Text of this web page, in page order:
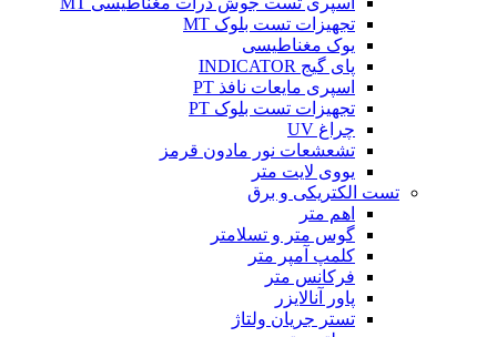
تجهیزات تست بلوک MT
یوک مغناطیسی
پای گیج INDICATOR
اسپری مایعات نافذ PT
تجهیزات تست بلوک PT
چراغ UV
تشعشعات نور مادون قرمز
یووی لایت متر
تست الکتریکی و برق
اهم متر
گوس متر و تسلامتر
کلمپ آمپر متر
فرکانس متر
پاور آنالایزر
تستر جریان ولتاژ